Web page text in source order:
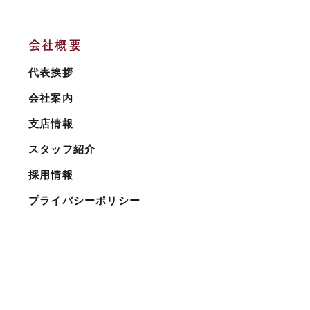
会社概要
代表挨拶
会社案内
支店情報
スタッフ紹介
採用情報
プライバシーポリシー